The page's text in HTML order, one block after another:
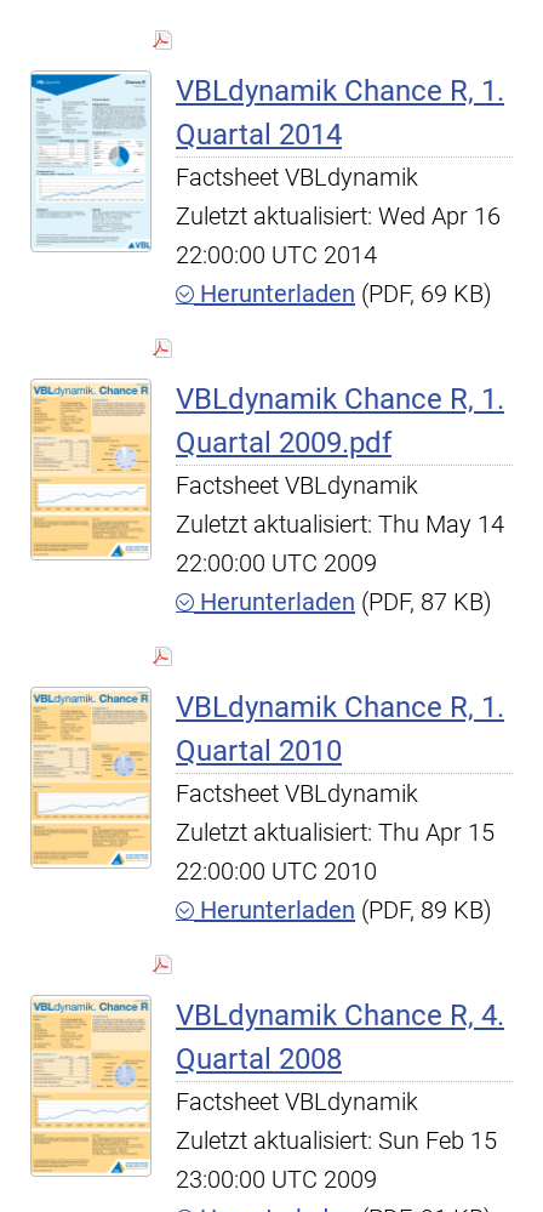
VBLdynamik Chance R, 1.
Quartal 2014
Factsheet VBLdynamik
Zuletzt aktualisiert: Wed Apr 16
22:00:00 UTC 2014
Herunterladen (PDF, 69 KB)
VBLdynamik Chance R, 1.
Quartal 2009.pdf
Factsheet VBLdynamik
Zuletzt aktualisiert: Thu May 14
22:00:00 UTC 2009
Herunterladen (PDF, 87 KB)
VBLdynamik Chance R, 1.
Quartal 2010
Factsheet VBLdynamik
Zuletzt aktualisiert: Thu Apr 15
22:00:00 UTC 2010
Herunterladen (PDF, 89 KB)
VBLdynamik Chance R, 4.
Quartal 2008
Factsheet VBLdynamik
Zuletzt aktualisiert: Sun Feb 15
23:00:00 UTC 2009